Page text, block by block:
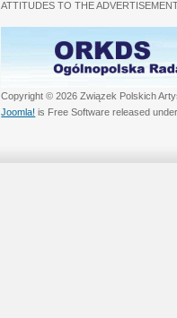
ATTITUDES TO THE
Copyright © 2026 Związek Polskich
Joomla! is Free Software released